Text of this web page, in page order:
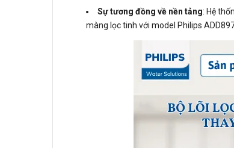
Sự tương đồng về nền tảng: Hệ
màng lọc tinh với model Philips